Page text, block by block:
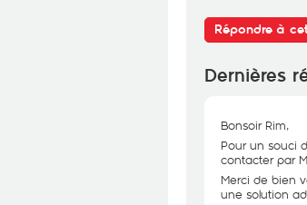
Répondre à
Dernières
Bonsoir Rim,
Pour un souci
contacter par
Merci de bien
une solution